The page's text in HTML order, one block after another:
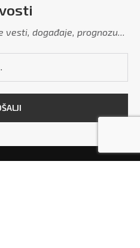
događaje, prognozu...